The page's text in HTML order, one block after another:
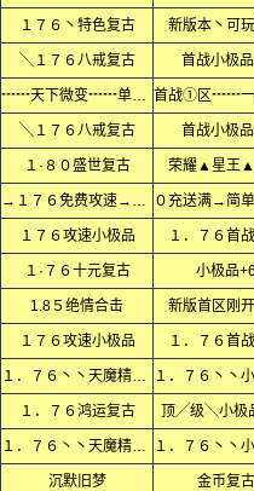
１７６丶特色复古 新版本丶可
╲１７６八戒复古 首战小极
┅┅天下微变┅┅单职业
╲１７６八戒复古 首战小极
１·８０盛世复古 荣耀▲星王
→１７６免费攻速→小极品
１７６攻速小极品 １．７６首
１·７６十元复古 小极品+6
1.8５绝情合击 新版首区刚
１７６攻速小极品 １．７６首
１．７６丶丶天魔精品丶丶
１．７６鸿运复古 顶╱级╲小极
１．７６丶丶天魔精品丶丶
沉默旧梦 金币复古